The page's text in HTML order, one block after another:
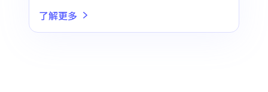
网页设计方法
了解更多